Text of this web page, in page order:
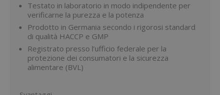
Testato in laboratorio in modo indipendente per
verificarne la purezza e la potenza
Prodotto in Germania secondo i rigorosi standard
di qualità HACCP e GMP
Registrato presso l’ufficio federale per la
protezione dei consumatori e la sicurezza
alimentare (BVL)